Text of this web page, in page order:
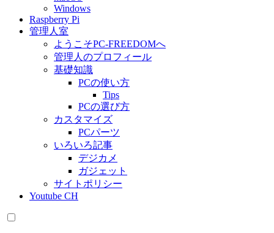
Windows
Raspberry Pi
管理人室
ようこそPC-FREEDOMへ
管理人のプロフィール
基礎知識
PCの使い方
Tips
PCの選び方
カスタマイズ
PCパーツ
いろいろ記事
デジカメ
ガジェット
サイトポリシー
Youtube CH